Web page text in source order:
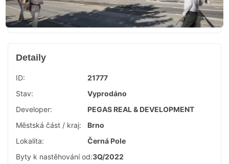
Detaily
ID:
21777
Stav:
Vyprodáno
Developer:
PEGAS REAL & DEVELOPMENT
Městská část / kraj:
Brno
Lokalita:
Černá Pole
Byty k nastěhování od:3Q/2022